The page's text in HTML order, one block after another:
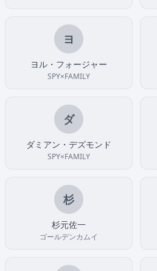
ヨ
ヨル・フォージャー
SPY×FAMILY
ダ
ダミアン・デズモンド
SPY×FAMILY
杉
杉元佐一
ゴールデンカムイ